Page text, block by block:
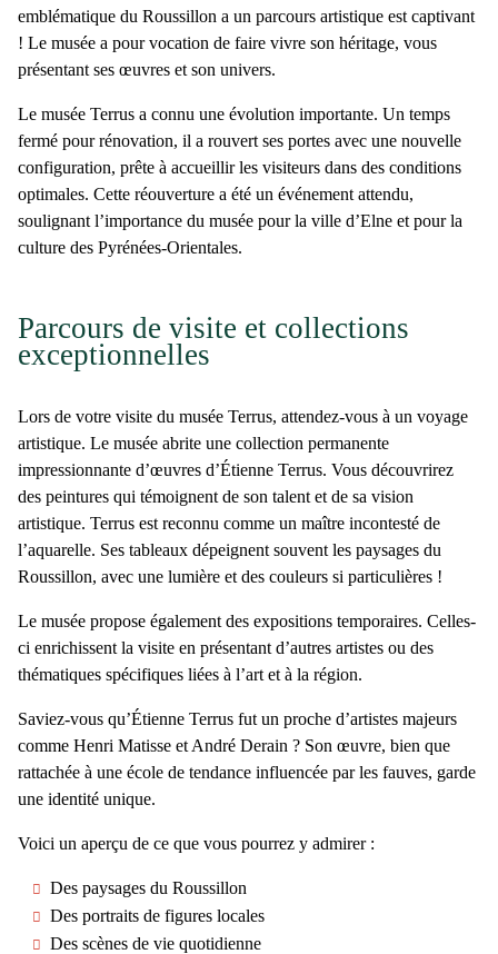
emblématique du Roussillon a un parcours artistique est captivant
! Le musée a pour vocation de faire vivre son héritage, vous
présentant ses œuvres et son univers.
Le musée Terrus a connu une évolution importante. Un temps
fermé pour rénovation, il a rouvert ses portes avec une nouvelle
configuration, prête à accueillir les visiteurs dans des conditions
optimales. Cette réouverture a été un événement attendu,
soulignant l’importance du musée pour la ville d’Elne et pour la
culture des Pyrénées-Orientales.
Parcours de visite et collections
exceptionnelles
Lors de votre visite du musée Terrus, attendez-vous à un voyage
artistique. Le musée abrite une collection permanente
impressionnante d’œuvres d’Étienne Terrus. Vous découvrirez
des peintures qui témoignent de son talent et de sa vision
artistique. Terrus est reconnu comme un maître incontesté de
l’aquarelle. Ses tableaux dépeignent souvent les paysages du
Roussillon, avec une lumière et des couleurs si particulières !
Le musée propose également des expositions temporaires. Celles-
ci enrichissent la visite en présentant d’autres artistes ou des
thématiques spécifiques liées à l’art et à la région.
Saviez-vous qu’Étienne Terrus fut un proche d’artistes majeurs
comme Henri Matisse et André Derain ? Son œuvre, bien que
rattachée à une école de tendance influencée par les fauves, garde
une identité unique.
Voici un aperçu de ce que vous pourrez y admirer :
Des paysages du Roussillon
Des portraits de figures locales
Des scènes de vie quotidienne